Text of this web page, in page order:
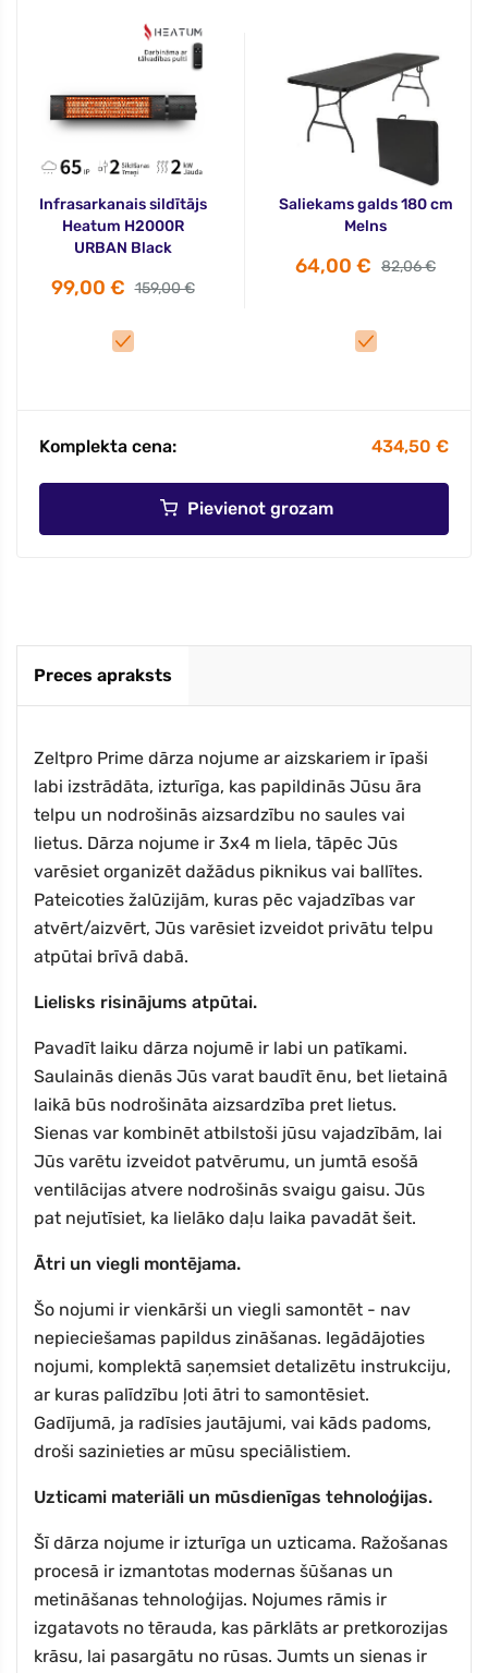
Infrasarkanais sildītājs
Heatum H2000R
URBAN Black
99,00 € 159,00 €
Saliekams galds 180 cm
Melns
64,00 € 82,06 €
Komplekta cena: 434,50 €
Pievienot grozam
Preces apraksts
Zeltpro Prime dārza nojume ar aizskariem ir īpaši
labi izstrādāta, izturīga, kas papildinās Jūsu āra
telpu un nodrošinās aizsardzību no saules vai
lietus. Dārza nojume ir 3x4 m liela, tāpēc Jūs
varēsiet organizēt dažādus piknikus vai ballītes.
Pateicoties žalūzijām, kuras pēc vajadzības var
atvērt/aizvērt, Jūs varēsiet izveidot privātu telpu
atpūtai brīvā dabā.
Lielisks risinājums atpūtai.
Pavadīt laiku dārza nojumē ir labi un patīkami.
Saulainās dienās Jūs varat baudīt ēnu, bet lietainā
laikā būs nodrošināta aizsardzība pret lietus.
Sienas var kombinēt atbilstoši jūsu vajadzībām, lai
Jūs varētu izveidot patvērumu, un jumtā esošā
ventilācijas atvere nodrošinās svaigu gaisu. Jūs
pat nejutīsiet, ka lielāko daļu laika pavadāt šeit.
Ātri un viegli montējama.
Šo nojumi ir vienkārši un viegli samontēt - nav
nepieciešamas papildus zināšanas. Iegādājoties
nojumi, komplektā saņemsiet detalizētu instrukciju,
ar kuras palīdzību ļoti ātri to samontēsiet.
Gadījumā, ja radīsies jautājumi, vai kāds padoms,
droši sazinieties ar mūsu speciālistiem.
Uzticami materiāli un mūsdienīgas tehnoloģijas.
Šī dārza nojume ir izturīga un uzticama. Ražošanas
procesā ir izmantotas modernas šūšanas un
metināšanas tehnoloģijas. Nojumes rāmis ir
izgatavots no tērauda, kas pārklāts ar pretkorozijas
krāsu, lai pasargātu no rūsas. Jumts un sienas ir